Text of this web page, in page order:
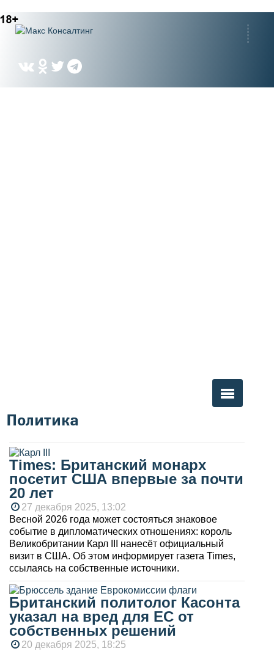
Вы здесь
Политика
Times: Британский монарх
посетит США впервые за почти
20 лет
27 декабря 2025, 13:02
Весной 2026 года может состояться знаковое
событие в дипломатических отношениях: король
Великобритании Карл III нанесёт официальный
визит в США. Об этом информирует газета Times,
ссылаясь на собственные источники.
Британский политолог Касонта
указал на вред для ЕС от
собственных решений
20 декабря 2025, 18:25